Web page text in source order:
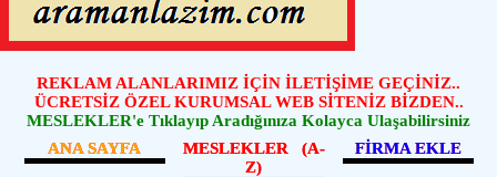
REKLAM ALANLARIMIZ İÇİN İLETİŞİME GEÇİNİZ..
ÜCRETSİZ ÖZEL KURUMSAL WEB SİTENİZ BİZDEN..
MESLEKLER'e Tıklayıp Aradığınıza Kolayca Ulaşabilirsiniz
ANA SAYFA
MESLEKLER (A-
Z)
FİRMA EKLE